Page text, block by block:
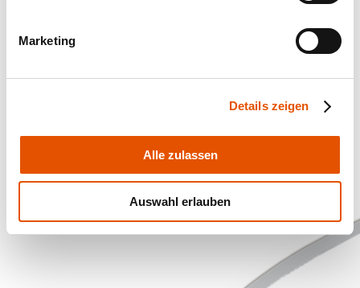
Marketing
Details zeigen
Alle zulassen
Auswahl erlauben